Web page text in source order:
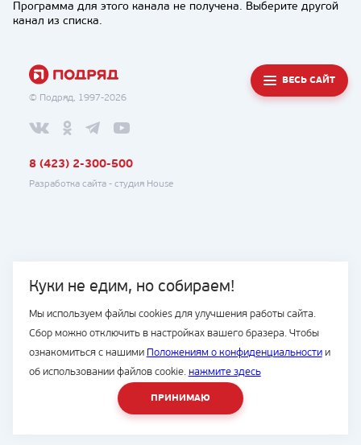
Куки не едим, но собираем!
Мы используем файлы cookies для улучшения работы сайта.
Сбор можно отключить в настройках вашего бразера. Чтобы
ознакомиться с нашими Положениям о конфиденциальностии
об использовании файлов cookie. нажмите здесь
ПРИНИМАЮ
Программа для этого канала не получена. Выберите другой
канал из списка.
© Подряд, 1997-2026
ВЕСЬ САЙТ
8 (423) 2-300-500
Разработка сайта - студия House